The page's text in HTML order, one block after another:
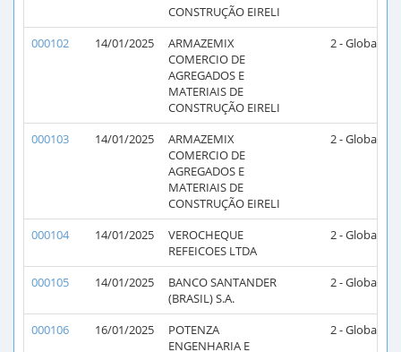
CONSTRUÇÃO EIRELI
000102
14/01/2025
ARMAZEMIX
COMERCIO DE
AGREGADOS E
MATERIAIS DE
CONSTRUÇÃO EIRELI
2 - Global
000103 14/01/2025
ARMAZEMIX
COMERCIO DE
AGREGADOS E
MATERIAIS DE
CONSTRUÇÃO EIRELI
2 - Global
000104 14/01/2025
VEROCHEQUE
REFEICOES LTDA
2 - Global
000105 14/01/2025
BANCO SANTANDER
(BRASIL) S.A.
2 - Global
000106 16/01/2025
POTENZA
ENGENHARIA E
2 - Global